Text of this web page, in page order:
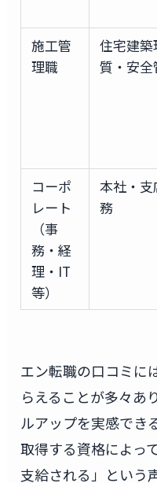
施工管
理職
住宅建
質・安全
コーポ
レート
（事
務・経
理・IT
等）
本社・
務
エン転職の口コミに
らえることが多々あ
ルアップを実感でき
取得する資格によっ
支給される」という